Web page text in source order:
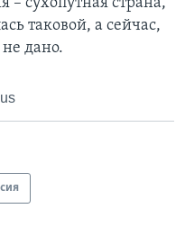
– сухопутная страна,
таковой, а сейчас,
дано.